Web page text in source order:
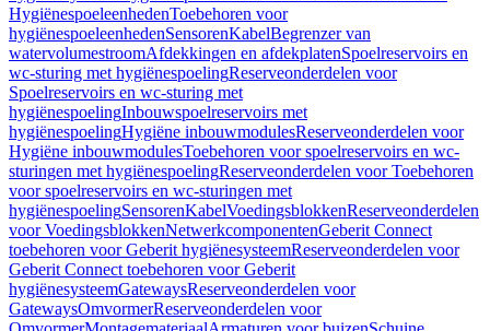
HygiënespoeleenhedenToebehoren voor
hygiënespoeleenhedenSensorenKabelBegrenzer van
watervolumestroomAfdekkingen en afdekplatenSpoelreservoirs en
wc-sturing met hygiënespoelingReserveonderdelen voor
Spoelreservoirs en wc-sturing met
hygiënespoelingInbouwspoelreservoirs met
hygiënespoelingHygiëne inbouwmodulesReserveonderdelen voor
Hygiëne inbouwmodulesToebehoren voor spoelreservoirs en wc-
sturingen met hygiënespoelingReserveonderdelen voor Toebehoren
voor spoelreservoirs en wc-sturingen met
hygiënespoelingSensorenKabelVoedingsblokkenReserveonderdelen
voor VoedingsblokkenNetwerkcomponentenGeberit Connect
toebehoren voor Geberit hygiënesysteemReserveonderdelen voor
Geberit Connect toebehoren voor Geberit
hygiënesysteemGatewaysReserveonderdelen voor
GatewaysOmvormerReserveonderdelen voor